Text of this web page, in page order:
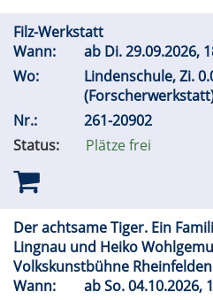
Filz-Werkstatt
Wann:
ab Di.29.09.2026,
Wo:
Lindenschule, Zi.
Nr.:
261-20902
Status:
Plätze frei
Der achtsame Tiger. Ein
Lingnau und Heiko
Volkskunstbühne Rheinfelden
Wann:
abSo.04.10.2026,